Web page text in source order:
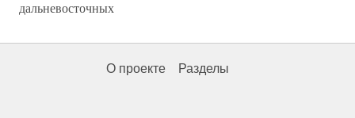
дальневосточных
О проекте Разделы